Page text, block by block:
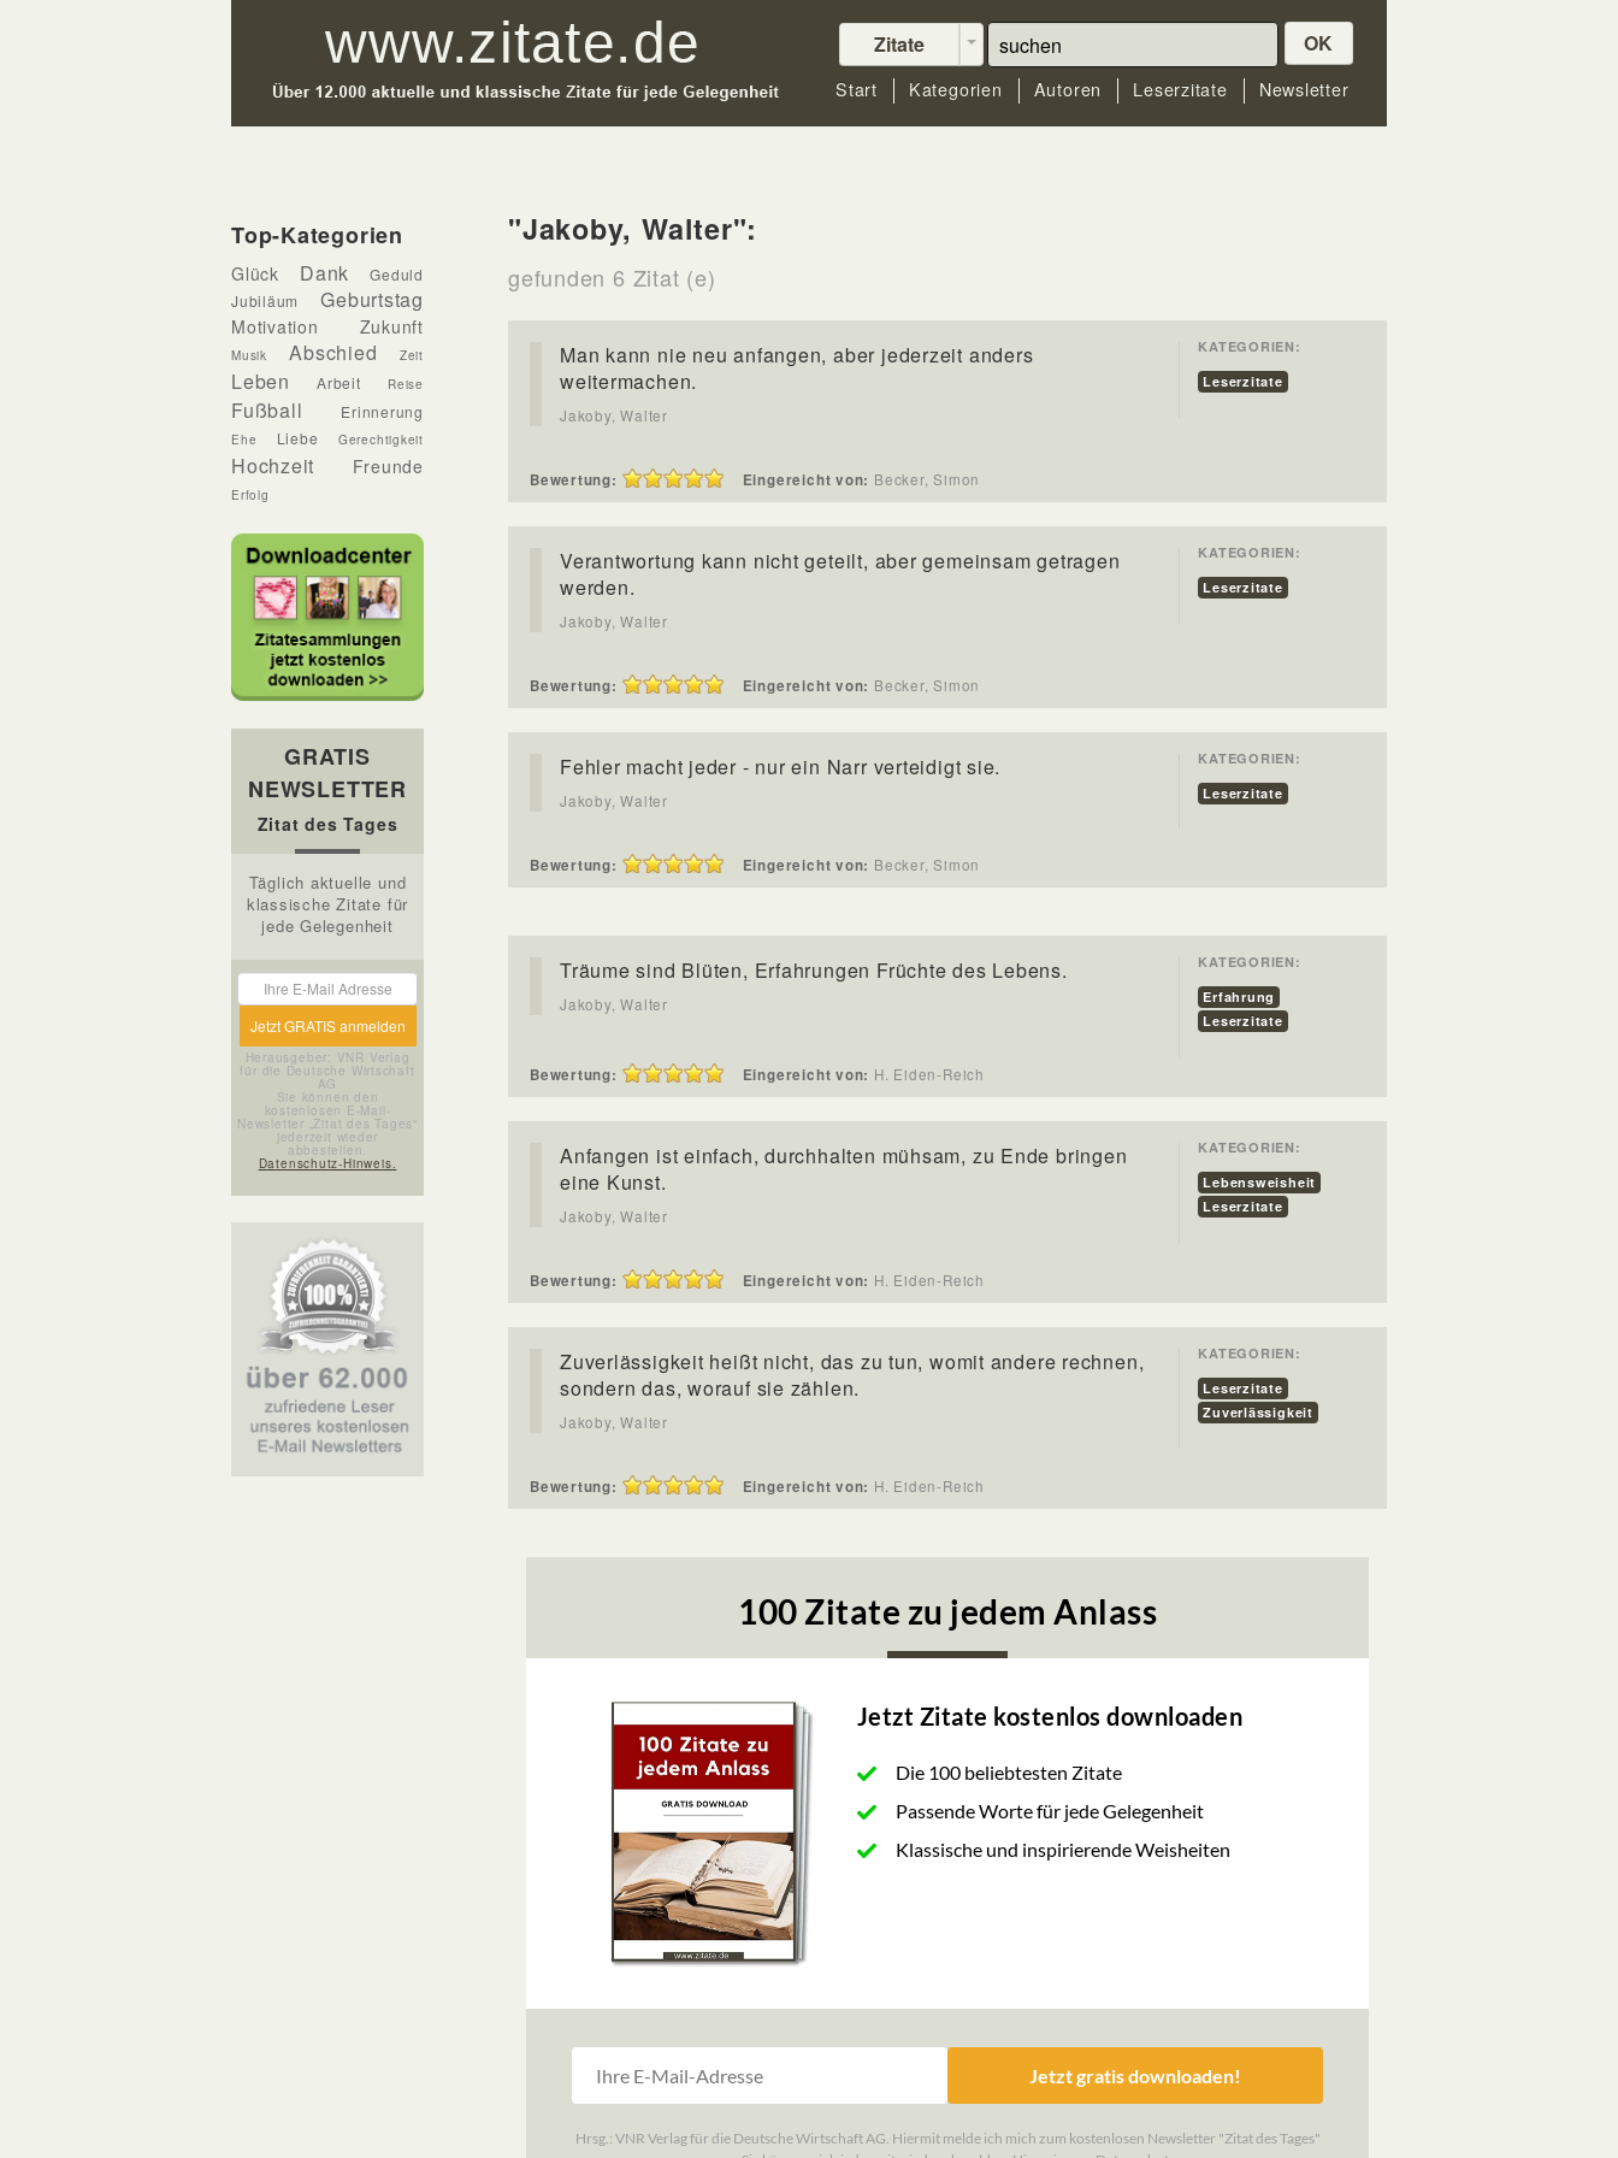
Zitate OK
Start Kategorien Autoren Leserzitate Newsletter
Top-Kategorien
Glück Dank
Geduld
Jubiläum
Geburtstag
Motivation Zukunft
Musik Abschied Zeit
Leben Arbeit Reise
Fußball Erinnerung
Ehe Liebe Gerechtigkeit
Hochzeit Freunde
Erfolg
GRATIS
NEWSLETTER
Zitat des Tages
Täglich aktuelle und
klassische Zitate für
jede Gelegenheit
Herausgeber: VNR Verlag
für die Deutsche Wirtschaft
AG
Sie können den
kostenlosen E-Mail-
Newsletter „Zitat des Tages“
jederzeit wieder
abbestellen.
Datenschutz-Hinweis.
"Jakoby, Walter":
gefunden 6 Zitat (e)
Man kann nie neu anfangen, aber jederzeit anders
weitermachen.
Jakoby, Walter
KATEGORIEN:
Leserzitate
Bewertung: Eingereicht von: Becker, Simon
Verantwortung kann nicht geteilt, aber gemeinsam getragen
werden.
Jakoby, Walter
KATEGORIEN:
Leserzitate
Bewertung: Eingereicht von: Becker, Simon
Fehler macht jeder - nur ein Narr verteidigt sie.
Jakoby, Walter
KATEGORIEN:
Leserzitate
Bewertung: Eingereicht von: Becker, Simon
Träume sind Blüten, Erfahrungen Früchte des Lebens.
Jakoby, Walter
KATEGORIEN:
Erfahrung
Leserzitate
Bewertung: Eingereicht von: H. Eiden-Reich
Anfangen ist einfach, durchhalten mühsam, zu Ende bringen
eine Kunst.
Jakoby, Walter
KATEGORIEN:
Lebensweisheit
Leserzitate
Bewertung: Eingereicht von: H. Eiden-Reich
Zuverlässigkeit heißt nicht, das zu tun, womit andere rechnen,
sondern das, worauf sie zählen.
Jakoby, Walter
KATEGORIEN:
Leserzitate
Zuverlässigkeit
Bewertung: Eingereicht von: H. Eiden-Reich